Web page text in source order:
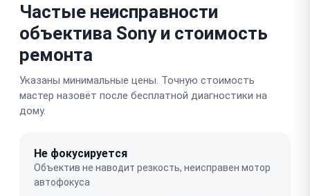
Частые неисправности
объектива Sony и стоимость
ремонта
Указаны минимальные цены. Точную стоимость
мастер назовёт после бесплатной диагностики на
дому.
Не фокусируется
Объектив не наводит резкость, неисправен мотор
автофокуса